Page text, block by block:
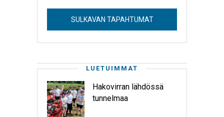
SULKAVAN TAPAHTUMAT
LUETUIMMAT
Hakovirran lähdössä
tunnelmaa